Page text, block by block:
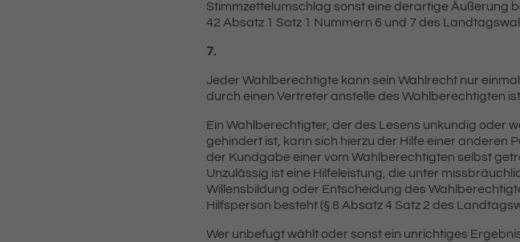
Stimmzettelumschlag sonst eine derartige Äußerung
42 Absatz 1 Satz 1 Nummern 6 und 7 des
7.
Jeder Wahlberechtigte kann sein Wahlrecht nur
durch einen Vertreter anstelle des Wahlberechtigten
Ein Wahlberechtigter, der des Lesens unkundig oder
gehindert ist, kann sich hierzu der Hilfe einer anderen
der Kundgabe einer vom Wahlberechtigten selbst
Unzulässig ist eine Hilfeleistung, die unter
Willensbildung oder Entscheidung des
Hilfsperson besteht (§ 8 Absatz 4 Satz 2 des
Wer unbefugt wählt oder sonst ein unrichtiges